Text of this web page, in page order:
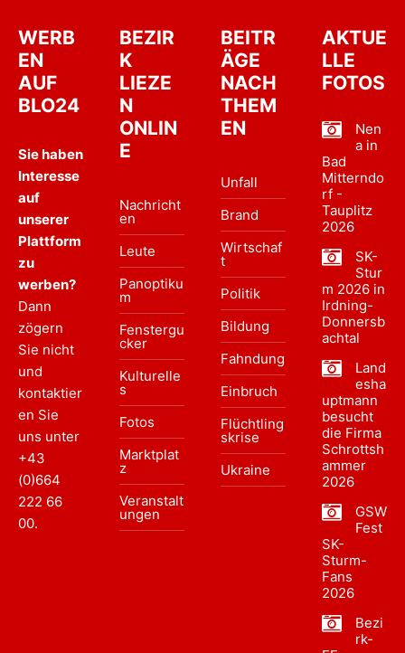
WERB
EN
AUF
BLO24
Sie haben
Interesse
auf
unserer
Plattform
zu
werben?
Dann
zögern
Sie nicht
und
kontaktier
en Sie
uns unter
+43
(0)664
222 66
00.
BEZIR
K
LIEZE
N
ONLIN
E
Nachricht
en
Leute
Panoptiku
m
Fenstergu
cker
Kulturelle
s
Fotos
Marktplat
z
Veranstalt
ungen
BEITR
ÄGE
NACH
THEM
EN
Unfall
Brand
Wirtschaf
t
Politik
Bildung
Fahndung
Einbruch
Flüchtling
skrise
Ukraine
AKTUE
LLE
FOTOS
Nen
a in
Bad
Mitterndo
rf -
Tauplitz
2026
SK-
Stur
m 2026 in
Irdning-
Donnersb
achtal
Land
esha
uptmann
besucht
die Firma
Schrottsh
ammer
2026
GSW
Fest
SK-
Sturm-
Fans
2026
Bezi
rk-